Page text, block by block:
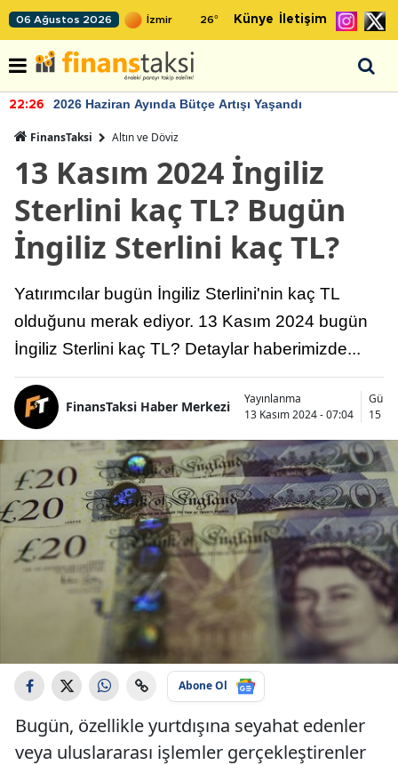
06 Ağustos 2026 26° Künye İletişim
22:26 2026 Haziran Ayında Bütçe Artışı Yaşandı
FinansTaksi Altın ve Döviz
13 Kasım 2024 İngiliz
Sterlini kaç TL? Bugün
İngiliz Sterlini kaç TL?
Yatırımcılar bugün İngiliz Sterlini'nin kaç TL
olduğunu merak ediyor. 13 Kasım 2024 bugün
İngiliz Sterlini kaç TL? Detaylar haberimizde...
FinansTaksi Haber Merkezi
Yayınlanma
13 Kasım 2024 - 07:04
15
Abone Ol
Bugün, özellikle yurtdışına seyahat edenler
veya uluslararası işlemler gerçekleştirenler